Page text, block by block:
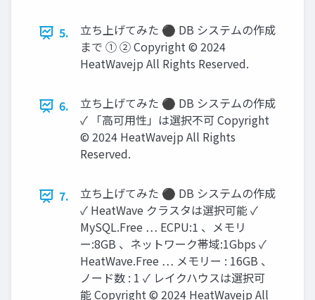
5.
立ち上げてみた ⚫ DB システムの作成
まで ① ② Copyright © 2024
HeatWavejp All Rights Reserved.
6.
立ち上げてみた ⚫ DB システムの作成
✓ 「高可用性」は選択不可 Copyright
© 2024 HeatWavejp All Rights
Reserved.
7.
立ち上げてみた ⚫ DB システムの作成
✓ HeatWave クラスタは選択可能 ✓
MySQL.Free … ECPU:1 、メモリ
ー:8GB 、ネットワーク帯域:1Gbps ✓
HeatWave.Free … メモリー : 16GB 、
ノード数 : 1 ✓ レイクハウスは選択可
能 Copyright © 2024 HeatWavejp All